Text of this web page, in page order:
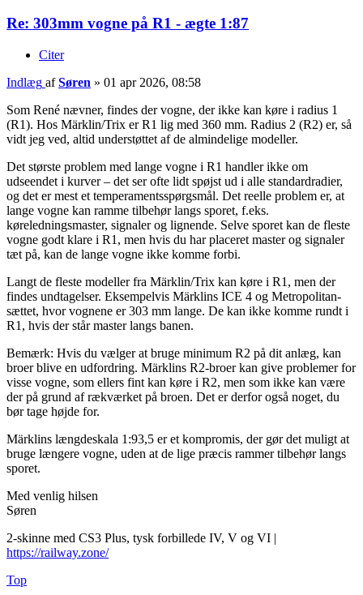
Re: 303mm vogne på R1 - ægte 1:87
Citer
Indlæg afSøren » 01 apr 2026, 08:58
Som René nævner, findes der vogne, der ikke kan køre i radius 1
(R1). Hos Märklin/Trix er R1 lig med 360 mm. Radius 2 (R2) er, så
vidt jeg ved, altid understøttet af de almindelige modeller.
Det største problem med lange vogne i R1 handler ikke om
udseendet i kurver – det ser ofte lidt spøjst ud i alle standardradier,
og det er mest et temperamentsspørgsmål. Det reelle problem er, at
lange vogne kan ramme tilbehør langs sporet, f.eks.
køreledningsmaster, signaler og lignende. Selve sporet kan de fleste
vogne godt klare i R1, men hvis du har placeret master og signaler
tæt på, kan de lange vogne ikke komme forbi.
Langt de fleste modeller fra Märklin/Trix kan køre i R1, men der
findes undtagelser. Eksempelvis Märklins ICE 4 og Metropolitan-
sættet, hvor vognene er 303 mm lange. De kan ikke komme rundt i
R1, hvis der står master langs banen.
Bemærk: Hvis du vælger at bruge minimum R2 på dit anlæg, kan
broer blive en udfordring. Märklins R2-broer kan give problemer for
visse vogne, som ellers fint kan køre i R2, men som ikke kan være
der på grund af rækværket på broen. Det er derfor også noget, du
bør tage højde for.
Märklins længdeskala 1:93,5 er et kompromis, der gør det muligt at
bruge længere vogne, uden at de lige præcis rammer tilbehør langs
sporet.
Med venlig hilsen
Søren
2-skinne med CS3 Plus, tysk forbillede IV, V og VI |
https://railway.zone/
Top